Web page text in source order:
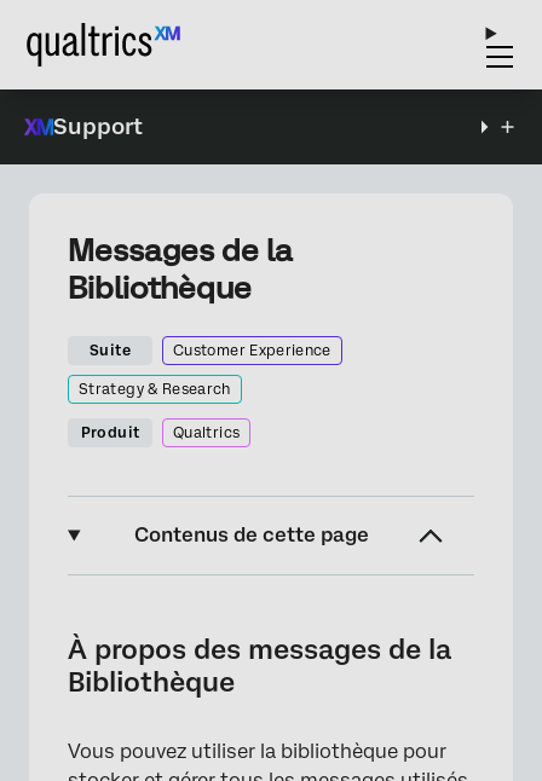
Support
Messages de la
Bibliothèque
Suite Customer Experience
Strategy & Research
Produit Qualtrics
Contenus de cette page
Création d’un message dans une
bibliothèque
Options de message
À propos des messages de la
Bibliothèque
Vous pouvez utiliser la bibliothèque pour